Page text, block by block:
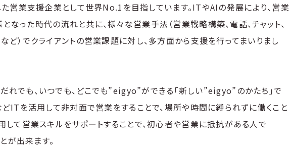
営業支援企業として世界No.1を目指しています。ITやAIの発展により、営業
なった時代の流れと共に、様々な営業手法（営業戦略構築、電話、チャット、
ど）でクライアントの営業課題に対し、多方面から支援を行ってまいりまし
れでも、いつでも、どこでも”eigyo”ができる「新しい”eigyo”のかたち」で
どITを活用して非対面で営業をすることで、場所や時間に縛られずに働くこと
して営業スキルをサポートすることで、初心者や営業に抵抗がある人で
が出来ます。